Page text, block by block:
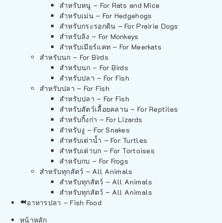
สำหรับหนู – For Rats and Mice
สำหรับเม่น – For Hedgehogs
สำหรับกระรอกดิน – For Prairie Dogs
สำหรับลิง – For Monkeys
สำหรับเมียร์แคท – For Meerkats
สำหรับนก – For Birds
สำหรับนก – For Birds
สำหรับปลา – For Fish
สำหรับปลา – For Fish
สำหรับปลา – For Fish
สำหรับสัตว์เลื้อยคลาน – For Reptiles
สำหรับกิ้งก่า – For Lizards
สำหรับงู – For Snakes
สำหรับเต่าน้ำ – For Turtles
สำหรับเต่าบก – For Tortoises
สำหรับกบ – For Frogs
สำหรับทุกสัตว์ – All Animals
สำหรับทุกสัตว์ – All Animals
สำหรับทุกสัตว์ – All Animals
อาหารปลา – Fish Food
หน้าหลัก